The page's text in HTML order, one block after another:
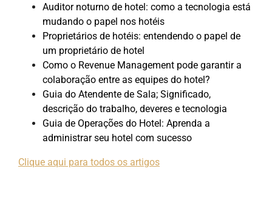
Auditor noturno de hotel: como a tecnologia está
mudando o papel nos hotéis
Proprietários de hotéis: entendendo o papel de
um proprietário de hotel
Como o Revenue Management pode garantir a
colaboração entre as equipes do hotel?
Guia do Atendente de Sala; Significado,
descrição do trabalho, deveres e tecnologia
Guia de Operações do Hotel: Aprenda a
administrar seu hotel com sucesso
Clique aqui para todos os artigos